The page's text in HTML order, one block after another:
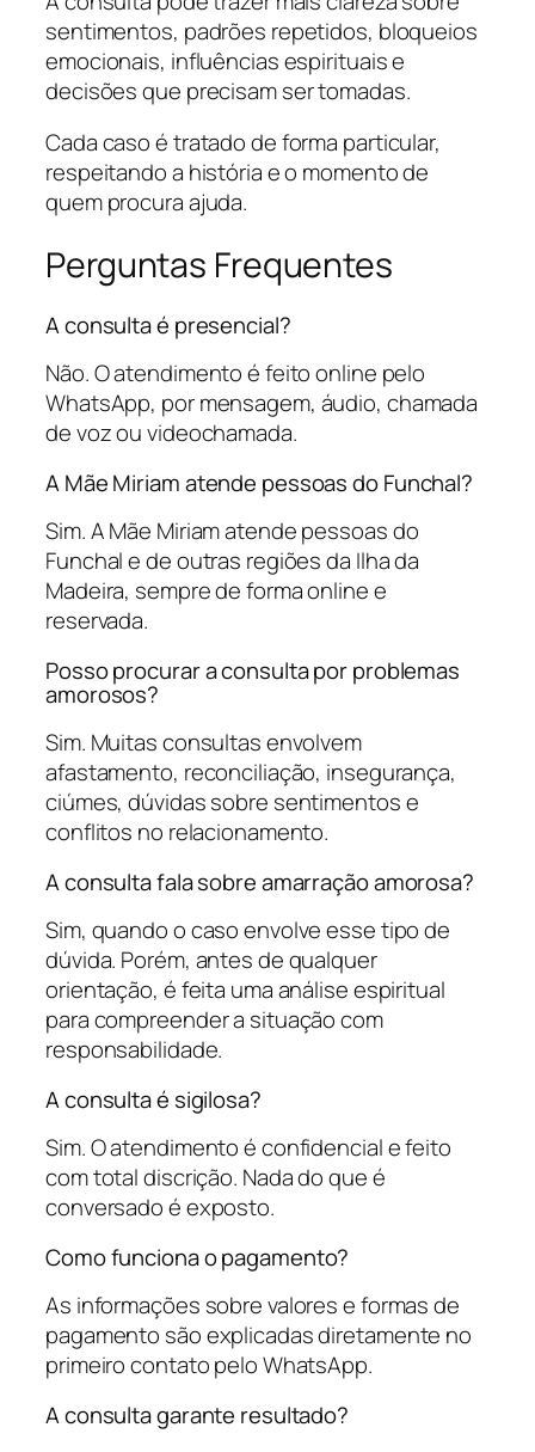
sentimentos, padrões repetidos, bloqueios
emocionais, influências espirituais e
decisões que precisam ser tomadas.
Cada caso é tratado de forma particular,
respeitando a história e o momento de
quem procura ajuda.
Perguntas Frequentes
A consulta é presencial?
Não. O atendimento é feito online pelo
WhatsApp, por mensagem, áudio, chamada
de voz ou videochamada.
A Mãe Miriam atende pessoas do Funchal?
Sim. A Mãe Miriam atende pessoas do
Funchal e de outras regiões da Ilha da
Madeira, sempre de forma online e
reservada.
Posso procurar a consulta por problemas
amorosos?
Sim. Muitas consultas envolvem
afastamento, reconciliação, insegurança,
ciúmes, dúvidas sobre sentimentos e
conflitos no relacionamento.
A consulta fala sobre amarração amorosa?
Sim, quando o caso envolve esse tipo de
dúvida. Porém, antes de qualquer
orientação, é feita uma análise espiritual
para compreender a situação com
responsabilidade.
A consulta é sigilosa?
Sim. O atendimento é confidencial e feito
com total discrição. Nada do que é
conversado é exposto.
Como funciona o pagamento?
As informações sobre valores e formas de
pagamento são explicadas diretamente no
primeiro contato pelo WhatsApp.
A consulta garante resultado?